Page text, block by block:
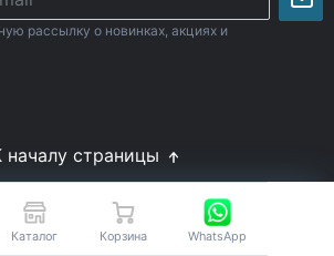
рассылку о новинках, акциях и
началу страницы
2009-2026 Energy-Body.ru
по России
Каталог Корзина WhatsApp